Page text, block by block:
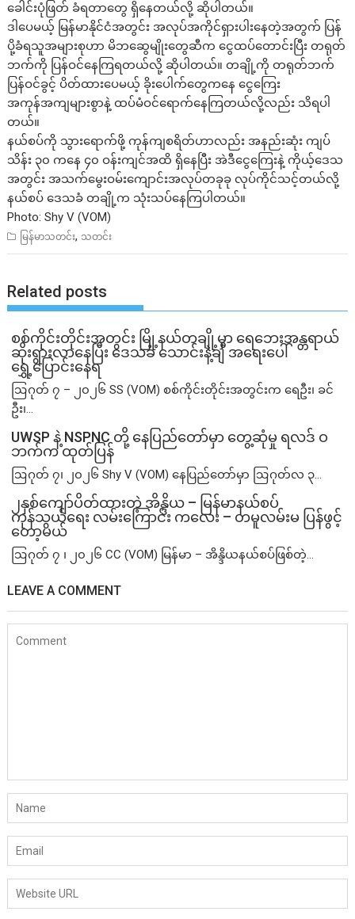
ခေါင်းပုံဖြတ် ခံရတာတွေ ရှိနေတယ်လို့ ဆိုပါတယ်။
ဒါပေမယ့် မြန်မာနိုင်ငံအတွင်း အလုပ်အကိုင်ရှားပါးနေတဲ့အတွက် ပြန်
ပို့ခံရသူအများစုဟာ မိဘဆွေမျိုးတွေဆီက ငွေထပ်တောင်းပြီး တရုတ်
ဘက်ကို ပြန်ဝင်နေကြရတယ်လို့ ဆိုပါတယ်။ တချို့ကို တရုတ်ဘက်
ပြန်ဝင်ခွင့် ပိတ်ထားပေမယ့် ခိုးပေါက်တွေကနေ ငွေကြေး
အကုန်အကျများစွာနဲ့ ထပ်မံဝင်ရောက်နေကြတယ်လို့လည်း သိရပါ
တယ်။
နယ်စပ်ကို သွားရောက်ဖို့ ကုန်ကျစရိတ်ဟာလည်း အနည်းဆုံး ကျပ်
သိန်း ၃၀ ကနေ ၄၀ ဝန်းကျင်အထိ ရှိနေပြီး အဲဒီငွေကြေးနဲ့ ကိုယ့်ဒေသ
အတွင်း အသက်မွေးဝမ်းကျောင်းအလုပ်တခုခု လုပ်ကိုင်သင့်တယ်လို့
နယ်စပ် ဒေသခံ တချို့က သုံးသပ်နေကြပါတယ်။
Photo: Shy V (VOM)
မြန်မာသတင်း, သတင်း
Related posts
စစ်ကိုင်းတိုင်းအတွင်း မြို့နယ်တချို့မှာ ရေဘေးအန္တရာယ်
ဆိုးရွားလာနေပြီး ဒေသခံ သောင်းနဲ့ချီ အရေးပေါ်
ရွှေ့ပြောင်းနေရ
ဩဂုတ် ၇ – ၂၀၂၆ SS (VOM) စစ်ကိုင်းတိုင်းအတွင်းက ရေဦး၊ ခင်
ဦး၊...
UWSP နဲ့ NSPNC တို့ နေပြည်တော်မှာ တွေ့ဆုံမှု ရလဒ် ဝ
ဘက်က ထုတ်ပြန်
ဩဂုတ် ၇၊ ၂၀၂၆ Shy V (VOM) နေပြည်တော်မှာ ဩဂုတ်လ ၃...
၂နှစ်​ကျော်ပိတ်ထားတဲ့ အိန္ဒိယ – မြန်မာနယ်စပ်
ကုန်သွယ်ရေး လမ်းကြောင်း ကလေး – တမူလမ်းမ ပြန်ဖွင့်
တော့မယ်
ဩဂုတ် ၇ ၊ ၂၀၂၆ CC (VOM) မြန်မာ – အိန္ဒိယနယ်စပ်ဖြစ်တဲ့...
LEAVE A COMMENT